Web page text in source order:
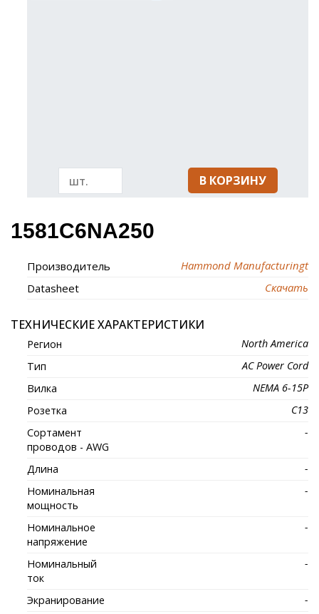
В КОРЗИНУ
1581C6NA250
Производитель
Hammond Manufacturingt
Datasheet
Скачать
ТЕХНИЧЕСКИЕ ХАРАКТЕРИСТИКИ
Регион
North America
Тип
AC Power Cord
Вилка
NEMA 6-15P
Розетка
C13
Сортамент
проводов - AWG
-
Длина
-
Номинальная
мощность
-
Номинальное
напряжение
-
Номинальный
ток
-
Экранирование
-